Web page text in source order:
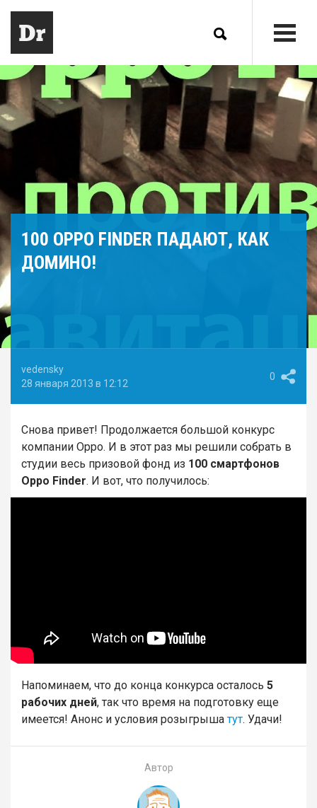
100 OPPO FINDER ПАДАЮТ, КАК
ДОМИНО!
vedensky
28 января 2013 в 12:12
0
Снова привет! Продолжается большой конкурс
компании Oppo. И в этот раз мы решили собрать в
студии весь призовой фонд из 100 смартфонов
Oppo Finder. И вот, что получилось:
Напоминаем, что до конца конкурса осталось 5
рабочих дней, так что время на подготовку еще
имеется! Анонс и условия розыгрышатут. Удачи!
Автор